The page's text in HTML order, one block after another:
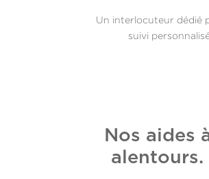
Un interlocuteur dédié
suivi
Nos aides
alentours.